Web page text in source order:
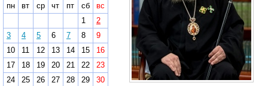
пн
вт ср чт пт сб
вс
1
2
3
4 5 6 7 8
9
10
11 12 13 14 15
16
17
18 19 20 21 22
23
24
25 26 27 28 29
30